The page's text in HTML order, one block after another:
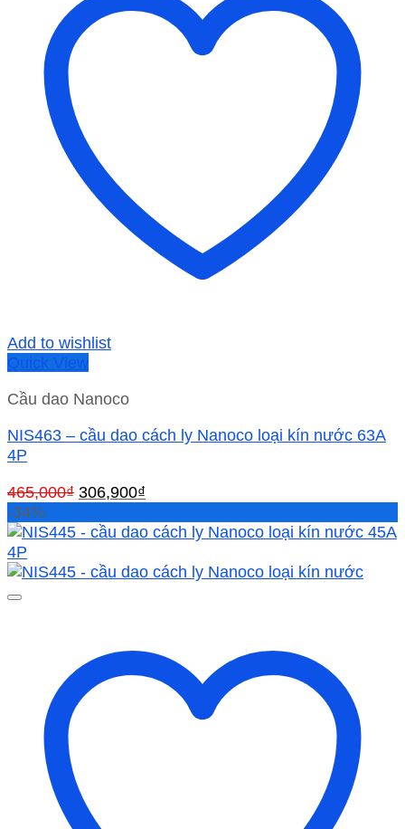
Add to wishlist
Quick View
Cầu dao Nanoco
NIS463 – cầu dao cách ly Nanoco loại kín nước 63A
4P
465,000₫ Giá
là:
306,900₫
tại
306,900₫.
-34%